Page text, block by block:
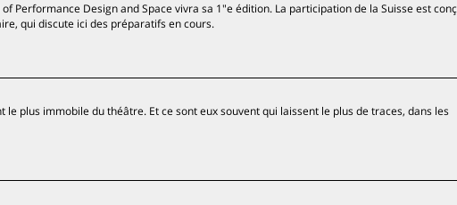
Performance Design and Space vivra sa 1"e édition. La participation de la Suisse est
qui discute ici des préparatifs en cours.
le plus immobile du théâtre. Et ce sont eux souvent qui laissent le plus de traces, dans les